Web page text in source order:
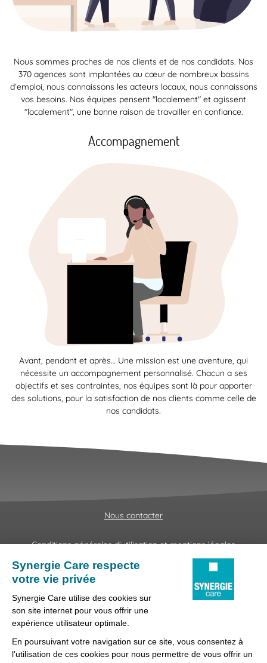
Nous sommes proches de nos clients et de nos candidats. Nos
370 agences sont implantées au cœur de nombreux bassins
d’emploi, nous connaissons les acteurs locaux, nous connaissons
vos besoins. Nos équipes pensent "localement" et agissent
"localement", une bonne raison de travailler en confiance.
Accompagnement
Avant, pendant et après… Une mission est une aventure, qui
nécessite un accompagnement personnalisé. Chacun a ses
objectifs et ses contraintes, nos équipes sont là pour apporter
des solutions, pour la satisfaction de nos clients comme celle de
nos candidats.
Nous contacter
Conditions générales d'utilisation et mentions légales
Fraudes & Hameçonnages
Lanceur d'alertes